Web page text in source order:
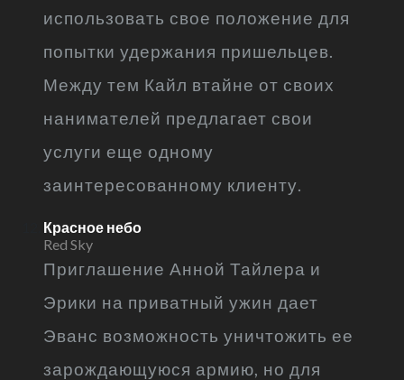
использовать свое положение для
попытки удержания пришельцев.
Между тем Кайл втайне от своих
нанимателей предлагает свои
услуги еще одному
заинтересованному клиенту.
Красное небо
Red Sky
Приглашение Анной Тайлера и
Эрики на приватный ужин дает
Эванс возможность уничтожить ее
зарождающуюся армию, но для